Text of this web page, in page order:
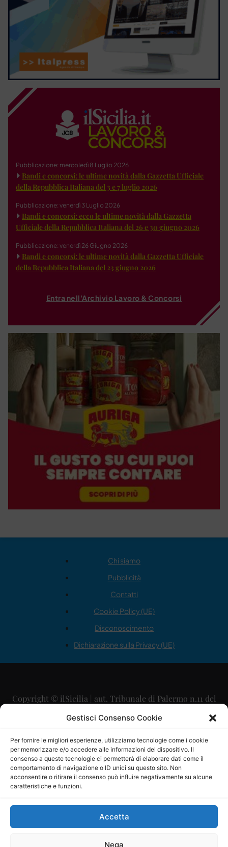
Gestisci Consenso Cookie
Per fornire le migliori esperienze, utilizziamo tecnologie come i cookie
per memorizzare e/o accedere alle informazioni del dispositivo. Il
consenso a queste tecnologie ci permetterà di elaborare dati come il
comportamento di navigazione o ID unici su questo sito. Non
acconsentire o ritirare il consenso può influire negativamente su alcune
caratteristiche e funzioni.
Accetta
Nega
Pubblicazione: mercoledì 8 Luglio 2026
Bandi e concorsi: le ultime novità dalla Gazzetta Ufficiale
della Repubblica Italiana del 3 e 7 luglio 2026
Pubblicazione: venerdì 3 Luglio 2026
Bandi e concorsi: ecco le ultime novità dalla Gazzetta
Ufficiale della Repubblica Italiana del 26 e 30 giugno 2026
Pubblicazione: venerdì 26 Giugno 2026
Bandi e concorsi: le ultime novità dalla Gazzetta Ufficiale
della Repubblica Italiana del 23 giugno 2026
Entra nell'Archivio Lavoro & Concorsi
Chi siamo
Pubblicità
Contatti
Cookie Policy (UE)
Disconoscimento
Dichiarazione sulla Privacy (UE)
Copyright © ilSicilia | aut. Tribunale di Palermo n.11 del
29/09/2015
Direttore Editoriale: Maurizio Scaglione
Direttore Responsabile: Maria Calabrese
P.IVA: 06334930820
Mercurio Comunicazione Società Cooperativa a r.l. è
iscritta al Registro degli Operatori di Comunicazione al